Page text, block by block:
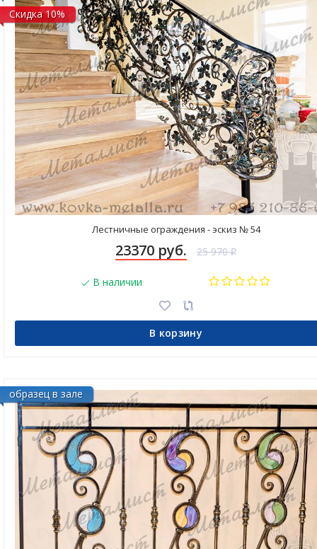
Скидка 10%
Лестничные ограждения - эскиз № 54
23370 руб. 25 970₽
В наличии
В корзину
образец в зале